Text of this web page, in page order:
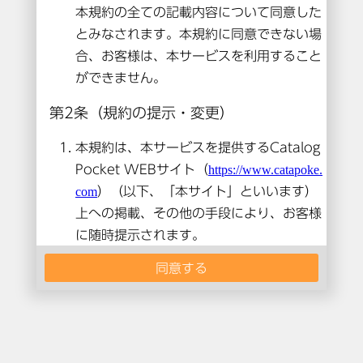
本コンテンツは閲覧できません。